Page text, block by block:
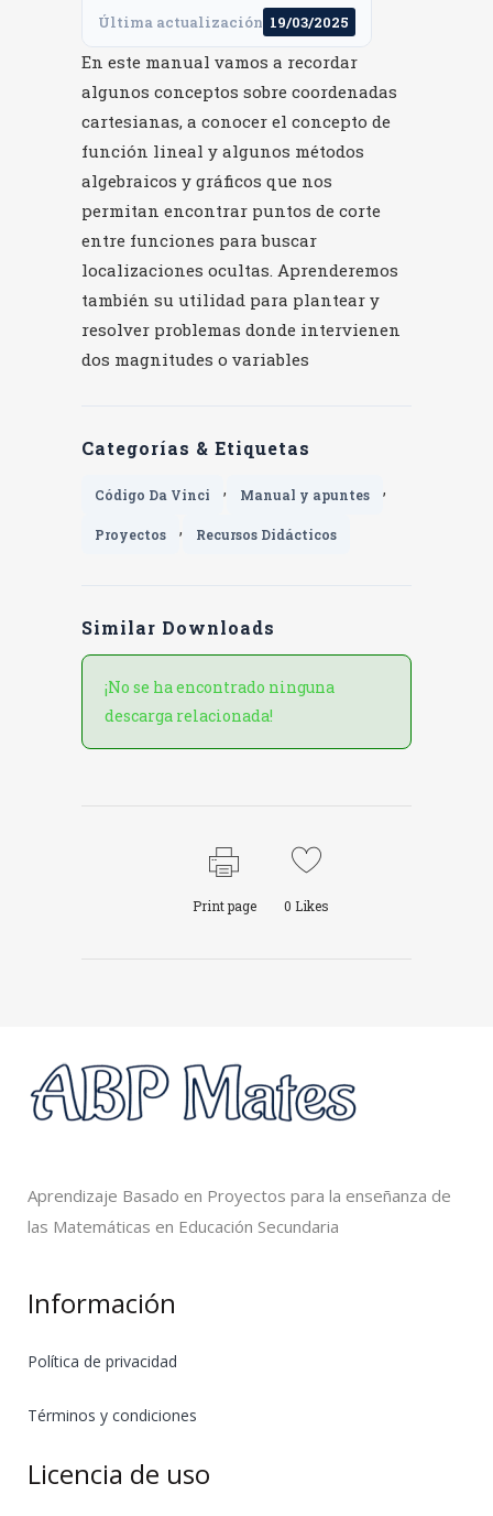
Última actualización 19/03/2025
En este manual vamos a recordar
algunos conceptos sobre coordenadas
cartesianas, a conocer el concepto de
función lineal y algunos métodos
algebraicos y gráficos que nos
permitan encontrar puntos de corte
entre funciones para buscar
localizaciones ocultas. Aprenderemos
también su utilidad para plantear y
resolver problemas donde intervienen
dos magnitudes o variables
Categorías & Etiquetas
Código Da Vinci , Manual y apuntes ,
Proyectos , Recursos Didácticos
Similar Downloads
¡No se ha encontrado ninguna
descarga relacionada!
Print page 0 Likes
Aprendizaje Basado en Proyectos para la enseñanza de
las Matemáticas en Educación Secundaria
Información
Política de privacidad
Términos y condiciones
Licencia de uso